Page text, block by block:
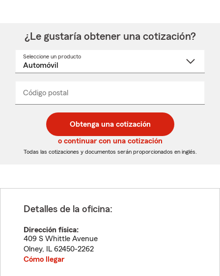
¿Le gustaría obtener una cotización?
Seleccione un producto
desplegable
Código postal
de
5
dígitos
de
5
dígitos
_____
Obtenga una cotización
o continuar con una cotización
Todas las cotizaciones y documentos serán proporcionados en inglés.
Detalles de la oficina:
Dirección física:
409 S Whittle Avenue
Olney, IL 62450-2262
Cómo llegar